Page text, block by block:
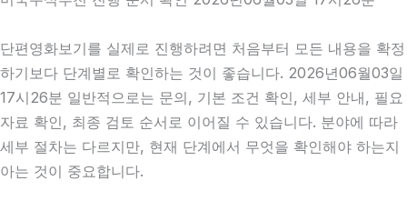
단편영화보기를 실제로 진행하려면 처음부터 모든 내용을 확정
하기보다 단계별로 확인하는 것이 좋습니다. 2026년06월03일
17시26분 일반적으로는 문의, 기본 조건 확인, 세부 안내, 필요
자료 확인, 최종 검토 순서로 이어질 수 있습니다. 분야에 따라
세부 절차는 다르지만, 현재 단계에서 무엇을 확인해야 하는지
아는 것이 중요합니다.